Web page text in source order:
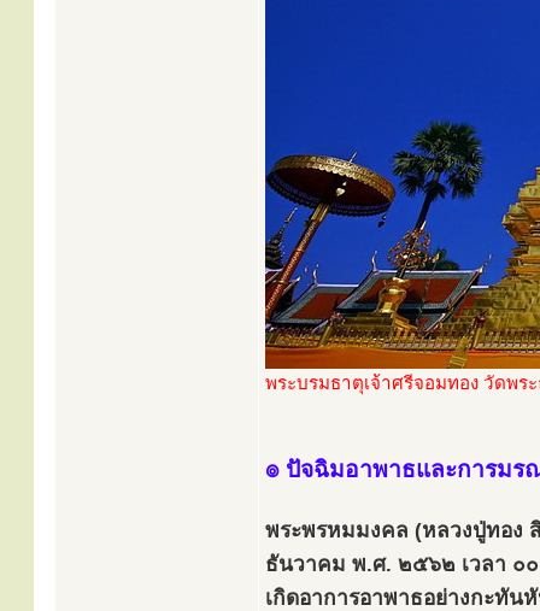
พระบรมธาตุเจ้าศรีจอมทอง วัดพร
๏ ปัจฉิมอาพาธและการมร
พระพรหมมงคล (หลวงปู่ทอง
ธันวาคม พ.ศ. ๒๕๖๒ เวลา ๐
เกิดอาการอาพาธอย่างกะทัน